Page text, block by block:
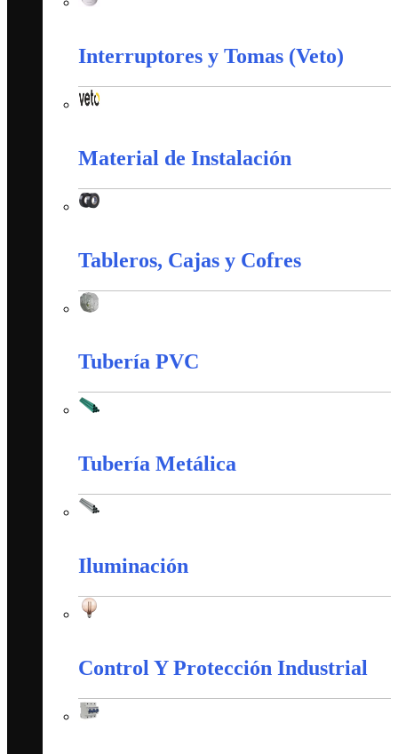
Interruptores y Tomas (Veto)
Material de Instalación
Tableros, Cajas y Cofres
Tubería PVC
Tubería Metálica
Iluminación
Control Y Protección Industrial